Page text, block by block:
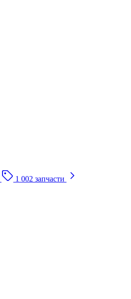
1 002 запчасти